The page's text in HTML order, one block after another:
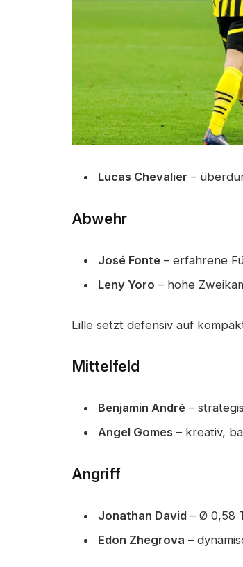
Lucas Chevalier –
Abwehr
José Fonte – erfahrene
Leny Yoro – hohe
Lille setzt defensiv auf
Mittelfeld
Benjamin André –
Angel Gomes – kreativ,
Angriff
Jonathan David – Ø 0,58
Edon Zhegrova –